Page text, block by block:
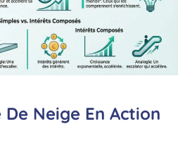
Neige En Action